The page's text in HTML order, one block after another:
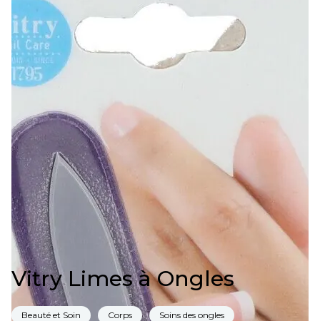
Vitry Limes à Ongles
Beauté et Soin Corps Soins des ongles